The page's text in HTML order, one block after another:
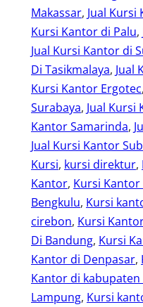
Makassar, Jual Kursi
Kursi Kantor di Palu,
Jual Kursi Kantor di
Di Tasikmalaya, Jual
Kursi Kantor Ergotec,
Surabaya, Jual Kursi
Kantor Samarinda,
Jual Kursi Kantor
Kursi, kursi direktur,
Kantor, Kursi Kantor
Bengkulu, Kursi
cirebon, Kursi
Di Bandung, Kursi
Kantor di Denpasar,
Kantor di
Lampung, Kursi